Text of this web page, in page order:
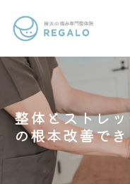
整体とストレ
の根本改善で